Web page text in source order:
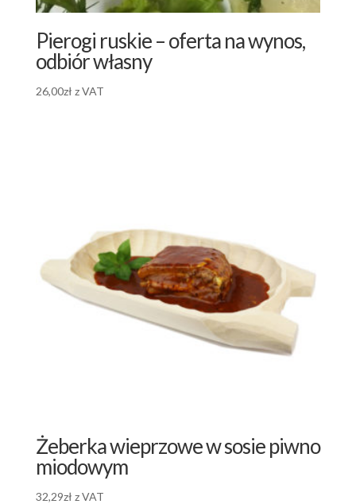
Pierogi ruskie – oferta na wynos,
odbiór własny
26,00zł z VAT
Żeberka wieprzowe w sosie piwno
miodowym
32,29zł z VAT